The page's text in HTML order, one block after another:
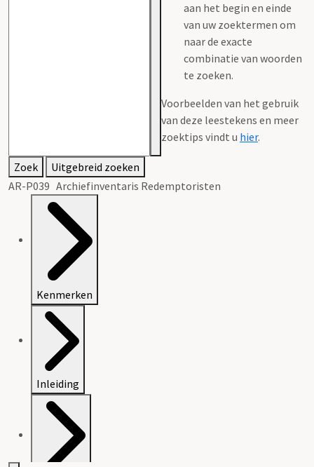
aan het begin en einde
van uw zoektermen om
naar de exacte
combinatie van woorden
te zoeken.
Voorbeelden van het gebruik
van deze leestekens en meer
zoektips vindt u hier.
Zoek
Uitgebreid zoeken
AR-P039 Archiefinventaris Redemptoristen
Kenmerken
Inleiding